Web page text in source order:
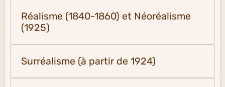
Réalisme (1840-1860) et Néoréalisme
(1925)
Surréalisme (à partir de 1924)